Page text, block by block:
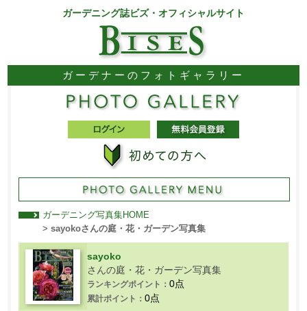
ガーデニング誌ビズ・オフィシャルサイト
ガーデナーのフォトギャラリー
ガーデニング写真集HOME
> sayokoさんの庭・花・ガーデン写真集
sayoko
さんの庭・花・ガーデン写真集
ランキングポイント： 0点
累計ポイント： 0点